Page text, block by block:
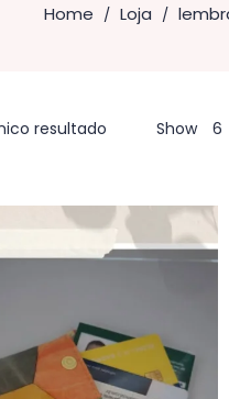
Home / Loja /
resultado Show 6